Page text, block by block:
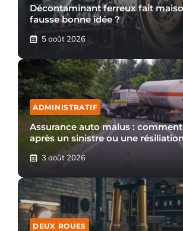
Décontaminant ferreux fait
fausse bonne idée ?
5 août 2026
ADMINISTRATIF
Assurance auto malus :
après un sinistre ou une
3 août 2026
DEUX ROUES